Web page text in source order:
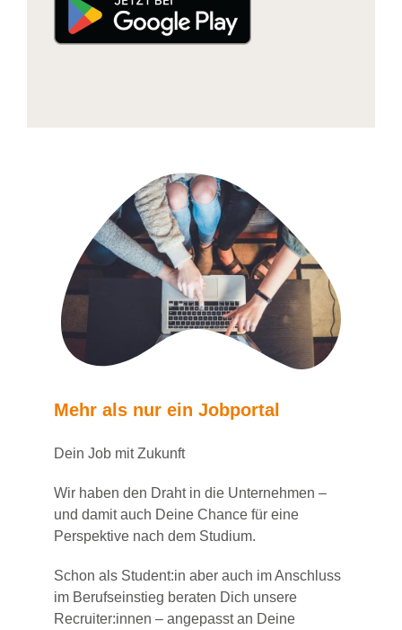
Mehr als nur ein Jobportal
Dein Job mit Zukunft
Wir haben den Draht in die Unternehmen –
und damit auch Deine Chance für eine
Perspektive nach dem Studium.
Schon als Student:in aber auch im Anschluss
im Berufseinstieg beraten Dich unsere
Recruiter:innen – angepasst an Deine